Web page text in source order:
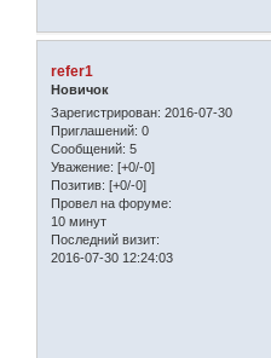
refer1
Новичок
Зарегистрирован: 2016-07-30
Приглашений: 0
Сообщений: 5
Уважение: [+0/-0]
Позитив: [+0/-0]
Провел на форуме:
10 минут
Последний визит:
2016-07-30 12:24:03